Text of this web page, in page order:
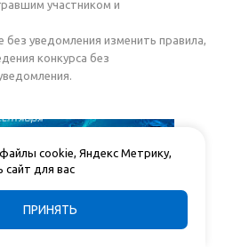
участником и
без уведомления изменить правила,
конкурса без
cookie, Яндекс Метрику,
для вас
ПРИНЯТЬ